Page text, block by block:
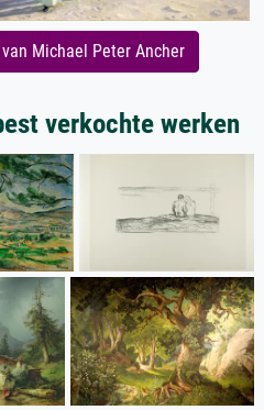
Michael Peter Ancher
verkochte werken